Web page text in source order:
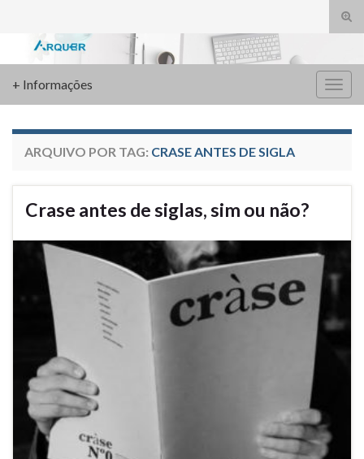
Search for:
+ Informações
ARQUIVO POR TAG: CRASE ANTES DE SIGLA
Crase antes de siglas, sim ou não?